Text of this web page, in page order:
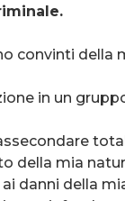
convinti
in un
mia
danni della